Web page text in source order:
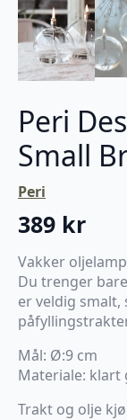
Peri
Small
Peri
389 kr
Vakker
Du trenger
er veldig smalt,
Mål: Ø:9 cm
Materiale: klart
Trakt og olje